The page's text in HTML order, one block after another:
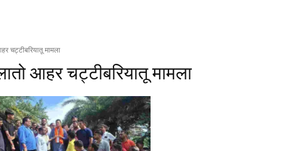
चट्टीबरियातू मामला
आहर चट्टीबरियातू मामला